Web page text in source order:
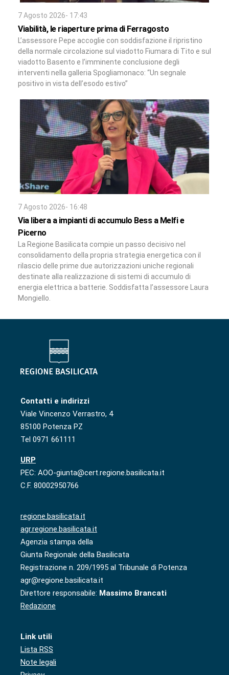
7 Agosto 2026- 17:43
Viabilità, le riaperture prima di Ferragosto
L’assessore Pepe accoglie con soddisfazione il ripristino
della normale circolazione sul viadotto Fiumara di Tito e sul
viadotto Basento e l’imminente conclusione degli
interventi nella galleria Spogliamonaco: “Un segnale
positivo in vista dell’esodo estivo”
7 Agosto 2026- 16:48
Via libera a impianti di accumulo Bess a Melfi e
Picerno
La Regione Basilicata compie un passo decisivo nel
consolidamento della propria strategia energetica con il
rilascio delle prime due autorizzazioni uniche regionali
destinate alla realizzazione di sistemi di accumulo di
energia elettrica a batterie. Soddisfatta l’assessore Laura
Mongiello.
Contatti e indirizzi
Viale Vincenzo Verrastro, 4
85100 Potenza PZ
Tel 0971 661111
URP
PEC: AOO-giunta@cert.regione.basilicata.it
C.F. 80002950766
regione.basilicata.it
agr.regione.basilicata.it
Agenzia stampa della
Giunta Regionale della Basilicata
Registrazione n. 209/1995 al Tribunale di Potenza
agr@regione.basilicata.it
Direttore responsabile: Massimo Brancati
Redazione
Link utili
Lista RSS
Note legali